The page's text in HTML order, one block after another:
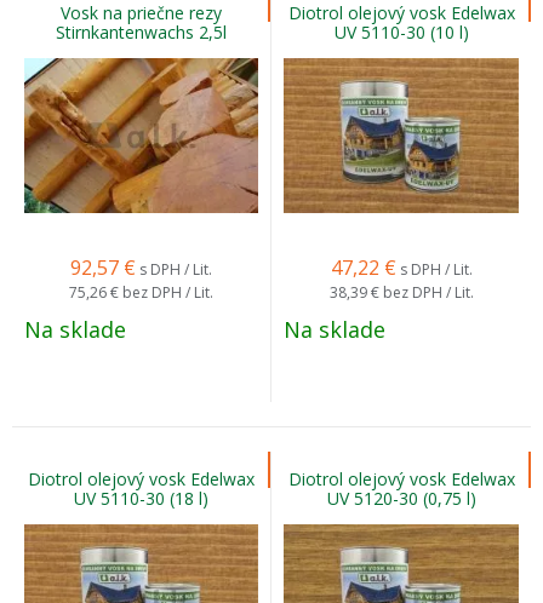
Vosk na priečne rezy
Stirnkantenwachs 2,5l
92,57 € s DPH / Lit.
75,26 € bez DPH / Lit.
Na sklade
Diotrol olejový vosk Edelwax
UV 5110-30 (10 l)
47,22 € s DPH / Lit.
38,39 € bez DPH / Lit.
Na sklade
Diotrol olejový vosk Edelwax
UV 5110-30 (18 l)
Diotrol olejový vosk Edelwax
UV 5120-30 (0,75 l)